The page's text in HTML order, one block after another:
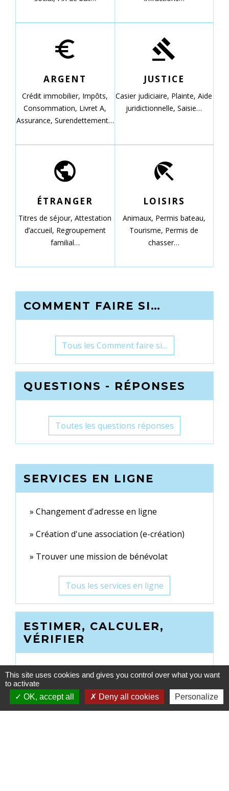
euro_symbol
ARGENT
Crédit immobilier, Impôts,
Consommation, Livret A,
Assurance, Surendettement…
gavel
JUSTICE
Casier judiciaire, Plainte,Aide
juridictionnelle,Saisie…
public
ÉTRANGER
Titres de séjour,Attestation
d’accueil, Regroupement
familial…
beach_access
LOISIRS
Animaux, Permis bateau,
Tourisme, Permis de
chasser…
COMMENT FAIRE SI…
Tous les Comment faire si…
QUESTIONS - RÉPONSES
Toutes les questions réponses
SERVICES EN LIGNE
Changement d'adresse en ligne
Création d'une association (e-création)
Trouver une mission de bénévolat
Tous les services en ligne
ESTIMER, CALCULER,
VÉRIFIER
This site uses cookies and gives you control over what you want
to activate
OK, accept all
Deny all cookies Personalize